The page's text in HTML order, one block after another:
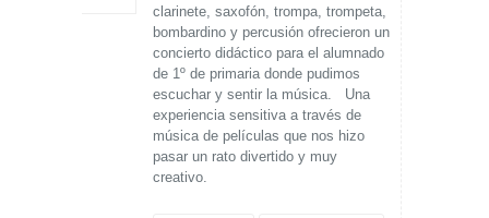
clarinete, saxofón, trompa, trompeta,
bombardino y percusión ofrecieron un
concierto didáctico para el alumnado
de 1º de primaria donde pudimos
escuchar y sentir la música. Una
experiencia sensitiva a través de
música de películas que nos hizo
pasar un rato divertido y muy
creativo.